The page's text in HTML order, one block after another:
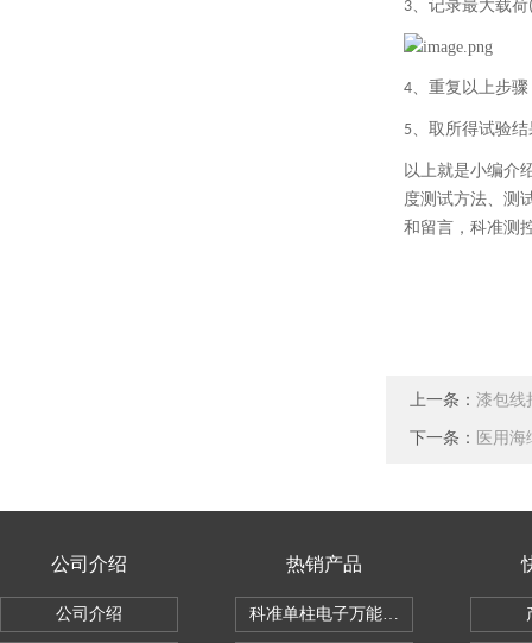
3、记录最大载荷
4、重复以上步
5、 取所得试验
以上就是小编介
度测试方法、测
和留言，科准测
上一条： 漆包线
下一条： 医用
公司介绍
公司介绍
热销产品
科准单柱电子万能拉力机KZ-SSBC-500